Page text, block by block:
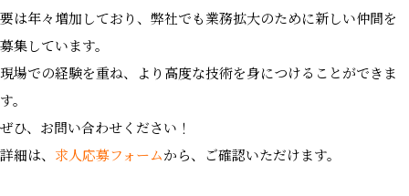
要は年々増加しており、弊社でも業務拡大のために新しい仲間を
募集しています。
現場での経験を重ね、より高度な技術を身につけることができま
す。
ぜひ、お問い合わせください！
詳細は、 求人応募フォームから、ご確認いただけます。